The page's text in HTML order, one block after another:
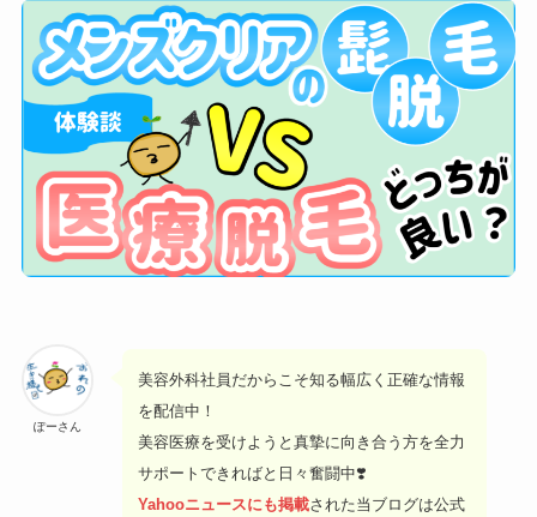
ぽーさん
美容外科社員だからこそ知る幅広く正確な情報
を配信中！
美容医療を受けようと真摯に向き合う方を全力
サポートできればと日々奮闘中❣️
Yahooニュースにも掲載された当ブログは公式